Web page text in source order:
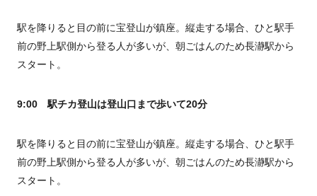
駅を降りると目の前に宝登山が鎮座。縦走する場合、ひと駅手
前の野上駅側から登る人が多いが、朝ごはんのため長瀞駅から
スタート。
9:00 駅チカ登山は登山口まで歩いて20分
駅を降りると目の前に宝登山が鎮座。縦走する場合、ひと駅手
前の野上駅側から登る人が多いが、朝ごはんのため長瀞駅から
スタート。